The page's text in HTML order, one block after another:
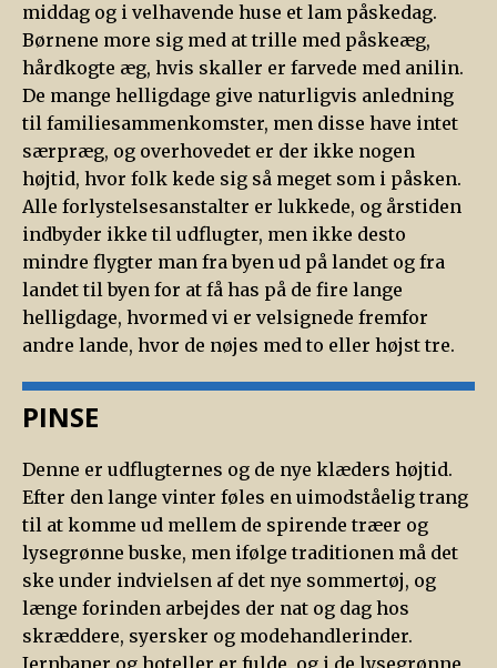
middag og i velhavende huse et lam påskedag.
Børnene more sig med at trille med påskeæg,
hårdkogte æg, hvis skaller er farvede med anilin.
De mange helligdage give naturligvis anledning
til familiesammenkomster, men disse have intet
særpræg, og overhovedet er der ikke nogen
højtid, hvor folk kede sig så meget som i påsken.
Alle forlystelsesanstalter er lukkede, og årstiden
indbyder ikke til udflugter, men ikke desto
mindre flygter man fra byen ud på landet og fra
landet til byen for at få has på de fire lange
helligdage, hvormed vi er velsignede fremfor
andre lande, hvor de nøjes med to eller højst tre.
PINSE
Denne er udflugternes og de nye klæders højtid.
Efter den lange vinter føles en uimodståelig trang
til at komme ud mellem de spirende træer og
lysegrønne buske, men ifølge traditionen må det
ske under indvielsen af det nye sommertøj, og
længe forinden arbejdes der nat og dag hos
skræddere, syersker og modehandlerinder.